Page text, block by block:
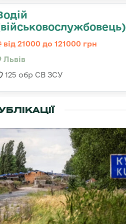
від 21000 до 121000 грн
Львів
125 обр СВ ЗСУ